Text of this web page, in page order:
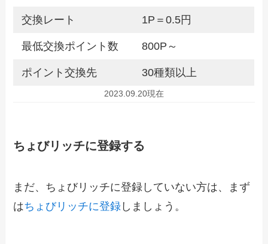
交換レート 1P＝0.5円
最低交換ポイント数 800P～
ポイント交換先 30種類以上
2023.09.20現在
ちょびリッチに登録する
まだ、ちょびリッチに登録していない方は、まず
はちょびリッチに登録 しましょう。